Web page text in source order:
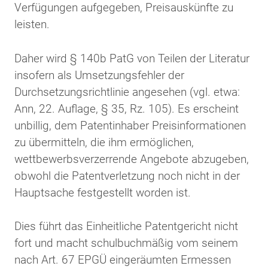
Verfügungen aufgegeben, Preisauskünfte zu
leisten.
Daher wird § 140b PatG von Teilen der Literatur
insofern als Umsetzungsfehler der
Durchsetzungsrichtlinie angesehen (vgl. etwa:
Ann, 22. Auflage, § 35, Rz. 105). Es erscheint
unbillig, dem Patentinhaber Preisinformationen
zu übermitteln, die ihm ermöglichen,
wettbewerbsverzerrende Angebote abzugeben,
obwohl die Patentverletzung noch nicht in der
Hauptsache festgestellt worden ist.
Dies führt das Einheitliche Patentgericht nicht
fort und macht schulbuchmäßig vom seinem
nach Art. 67 EPGÜ eingeräumten Ermessen